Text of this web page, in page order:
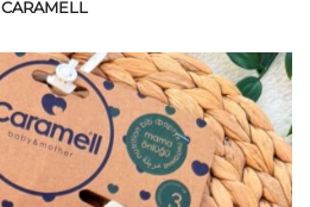
CARAMELL